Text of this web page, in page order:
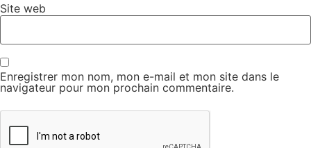
Site web
Enregistrer mon nom, mon e-mail et mon site dans le
navigateur pour mon prochain commentaire.